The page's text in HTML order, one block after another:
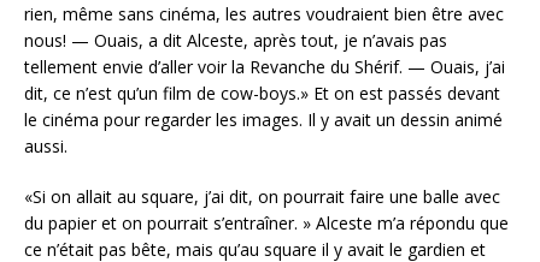
rien, même sans cinéma, les autres voudraient bien être avec
nous! — Ouais, a dit Alceste, après tout, je n’avais pas
tellement envie d’aller voir la Revanche du Shérif. — Ouais, j’ai
dit, ce n’est qu’un film de cow-boys.» Et on est passés devant
le cinéma pour regarder les images. Il y avait un dessin animé
aussi.
«Si on allait au square, j’ai dit, on pourrait faire une balle avec
du papier et on pourrait s’entraîner. » Alceste m’a répondu que
ce n’était pas bête, mais qu’au square il y avait le gardien et